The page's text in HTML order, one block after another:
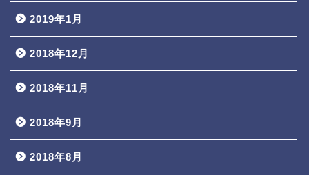
2019年1月
2018年12月
2018年11月
2018年9月
2018年8月